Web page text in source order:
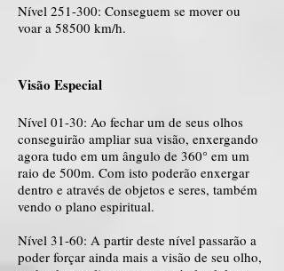
Nível 251-300: Conseguem se mover ou
voar a 58500 km/h.
Visão Especial
Nível 01-30: Ao fechar um de seus olhos
conseguirão ampliar sua visão, enxergando
agora tudo em um ângulo de 360° em um
raio de 500m. Com isto poderão enxergar
dentro e através de objetos e seres, também
vendo o plano espiritual.
Nível 31-60: A partir deste nível passarão a
poder forçar ainda mais a visão de seu olho,